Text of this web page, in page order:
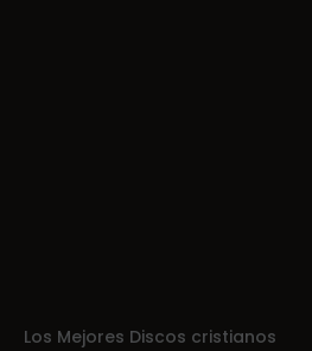
Los Mejores Discos cristianos